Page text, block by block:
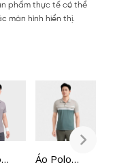
phẩm thực tế có thể
màn hình hiển thị.
Áo Polo